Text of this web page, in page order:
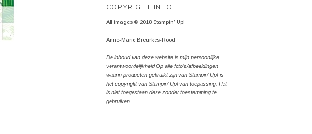
COPYRIGHT INFO
All images ® 2018 Stampin’ Up!
Anne-Marie Breurkes-Rood
De inhoud van deze website is mijn persoonlijke
verantwoordelijkheid Op alle foto’s/afbeeldingen
waarin producten gebruikt zijn van Stampin’ Up! is
het copyright van Stampin’ Up! van toepassing. Het
is niet toegestaan deze zonder toestemming te
gebruiken.